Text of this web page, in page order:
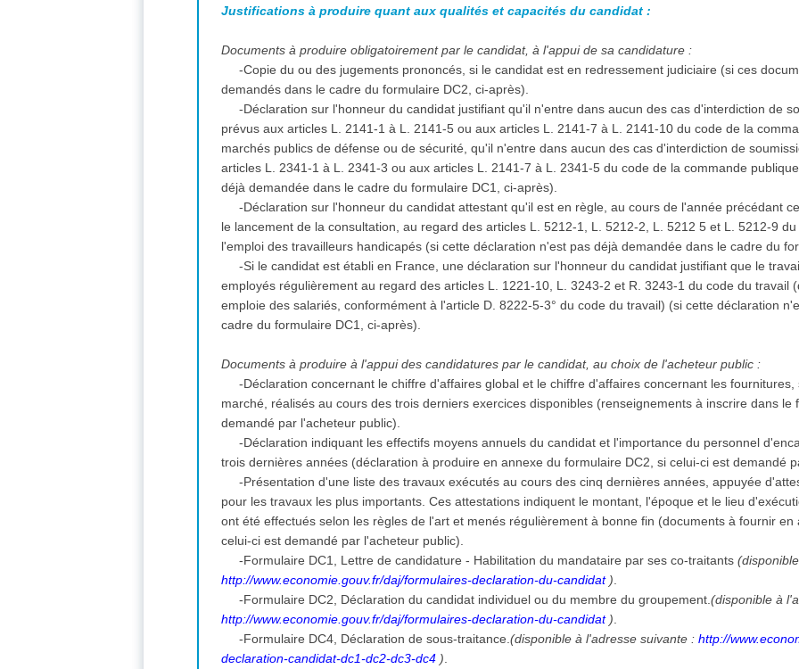
Justifications à produire quant aux qualités et capacités du candidat :
Documents à produire obligatoirement par le candidat, à l'appui de sa candidature :
-Copie du ou des jugements prononcés, si le candidat est en redressement judiciaire (si ces
demandés dans le cadre du formulaire DC2, ci-après).
-Déclaration sur l'honneur du candidat justifiant qu'il n'entre dans aucun des cas d'interdiction de
prévus aux articles L. 2141-1 à L. 2141-5 ou aux articles L. 2141-7 à L. 2141-10 du code de la
marchés publics de défense ou de sécurité, qu'il n'entre dans aucun des cas d'interdiction de
articles L. 2341-1 à L. 2341-3 ou aux articles L. 2141-7 à L. 2341-5 du code de la commande
déjà demandée dans le cadre du formulaire DC1, ci-après).
-Déclaration sur l'honneur du candidat attestant qu'il est en règle, au cours de l'année précédant
le lancement de la consultation, au regard des articles L. 5212-1, L. 5212-2, L. 5212 5 et L. 5212-9
l'emploi des travailleurs handicapés (si cette déclaration n'est pas déjà demandée dans le cadre du
-Si le candidat est établi en France, une déclaration sur l'honneur du candidat justifiant que le
employés régulièrement au regard des articles L. 1221-10, L. 3243-2 et R. 3243-1 du code du travail
emploie des salariés, conformément à l'article D. 8222-5-3° du code du travail) (si cette déclaration
cadre du formulaire DC1, ci-après).
Documents à produire à l'appui des candidatures par le candidat, au choix de l'acheteur public :
-Déclaration concernant le chiffre d'affaires global et le chiffre d'affaires concernant les
marché, réalisés au cours des trois derniers exercices disponibles (renseignements à inscrire dans le
demandé par l'acheteur public).
-Déclaration indiquant les effectifs moyens annuels du candidat et l'importance du personnel
trois dernières années (déclaration à produire en annexe du formulaire DC2, si celui-ci est demandé
-Présentation d'une liste des travaux exécutés au cours des cinq dernières années, appuyée
pour les travaux les plus importants. Ces attestations indiquent le montant, l'époque et le lieu
ont été effectués selon les règles de l'art et menés régulièrement à bonne fin (documents à fournir
celui-ci est demandé par l'acheteur public).
-Formulaire DC1, Lettre de candidature - Habilitation du mandataire par ses co-traitants
http://www.economie.gouv.fr/daj/formulaires-declaration-du-candidat)
-Formulaire DC2, Déclaration du candidat individuel ou du membre du groupement.(disponible à
http://www.economie.gouv.fr/daj/formulaires-declaration-du-candidat)
-Formulaire DC4, Déclaration de sous-traitance.(disponible à l'adresse suivante :http://
declaration-candidat-dc1-dc2-dc3-dc4 )